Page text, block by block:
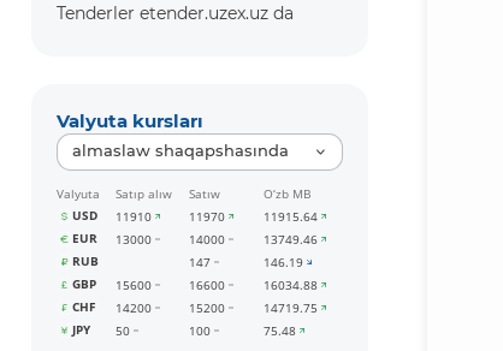
Tenderler etender.uzex.uz da
Valyuta kursları
almaslaw shaqapshasında
Valyuta Satıp alıw Satıw
O‘zb MB
USD
11910 11970
11915.64
EUR
13000 14000
13749.46
RUB
147
146.19
GBP
15600 16600
16034.88
CHF
14200 15200
14719.75
JPY
50 100 75.48